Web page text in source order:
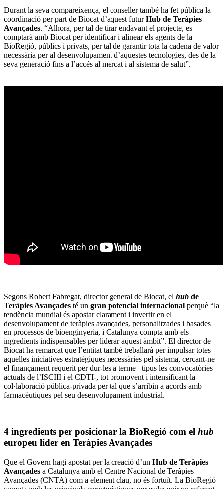
Durant la seva compareixença, el conseller també ha fet pública la
coordinació per part de Biocat d’aquest futurHub de Teràpies
Avançades. “Alhora, per tal de tirar endavant el projecte, es
comptarà amb Biocat per identificar i alinear els agents de la
BioRegió, públics i privats, per tal de garantir tota la cadena de valor
necessària per al desenvolupament d’aquestes tecnologies, des de la
seva generació fins a l’accés al mercat i al sistema de salut”.
Segons Robert Fabregat, director general de Biocat, el hub de
Teràpies Avançades té un gran potencial internacional perquè “la
tendència mundial és apostar clarament i invertir en el
desenvolupament de teràpies avançades, personalitzades i basades
en processos de bioenginyeria, i Catalunya compta amb els
ingredients indispensables per liderar aquest àmbit”. El director de
Biocat ha remarcat que l’entitat també treballarà per impulsar totes
aquelles iniciatives estratègiques necessàries pel sistema, cercant-ne
el finançament requerit per dur-les a terme –tipus les convocatòries
actuals de l’ISCIII i el CDTI-, tot promovent i intensificant la
col·laboració pública-privada per tal que s’arribin a acords amb
farmacèutiques pel seu desenvolupament industrial.
4 ingredients per posicionar la BioRegió com el hub
europeu líder en Teràpies Avançades
Que el Govern hagi apostat per la creació d’un Hub de Teràpies
Avançades a Catalunya amb el Centre Nacional de Teràpies
Avançades (CNTA) com a element clau, no és fortuït. La BioRegió